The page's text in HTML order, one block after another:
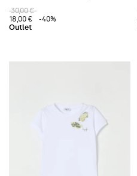
30,00 €
18,00 €
-40%